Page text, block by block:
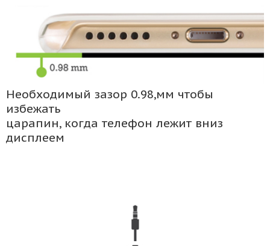
Необходимый зазор 0.98,мм чтобы
избежать
царапин, когда телефон лежит вниз
дисплеем